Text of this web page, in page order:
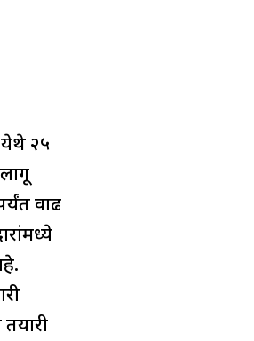
येथे २५
वाढ